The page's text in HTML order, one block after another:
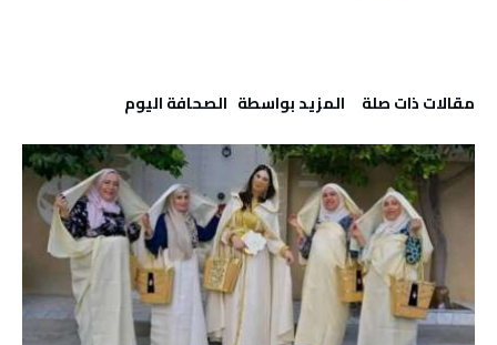
‫مقالات ذات صلة‬ ‫‫المزيد بواسطة‬ ‬ ‭ ‬الصحافة‭ ‬اليوم